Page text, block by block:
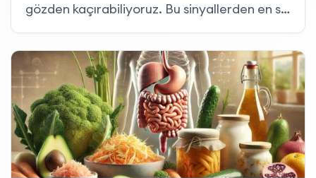
gözden kaçırabiliyoruz. Bu sinyallerden en sık
kabızlıktır.